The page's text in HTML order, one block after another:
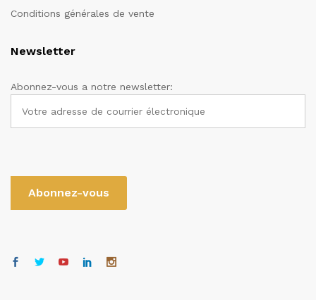
Conditions générales de vente
Newsletter
Abonnez-vous a notre newsletter: